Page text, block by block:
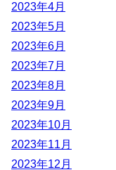
2023年4月
2023年5月
2023年6月
2023年7月
2023年8月
2023年9月
2023年10月
2023年11月
2023年12月